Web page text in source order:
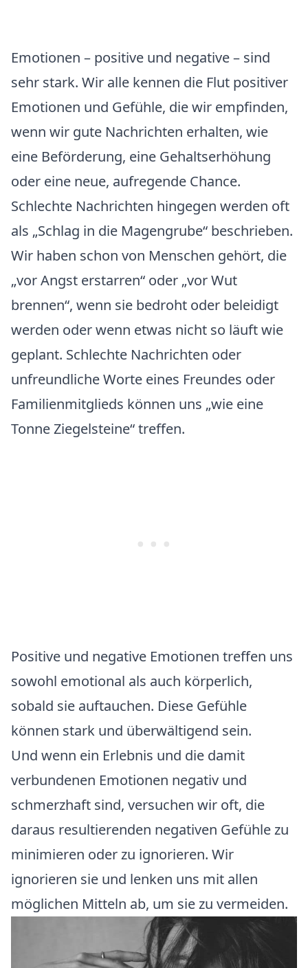
Emotionen – positive und negative – sind
sehr stark. Wir alle kennen die Flut positiver
Emotionen und Gefühle, die wir empfinden,
wenn wir gute Nachrichten erhalten, wie
eine Beförderung, eine Gehaltserhöhung
oder eine neue, aufregende Chance.
Schlechte Nachrichten hingegen werden oft
als „Schlag in die Magengrube“ beschrieben.
Wir haben schon von Menschen gehört, die
„vor Angst erstarren“ oder „vor Wut
brennen“, wenn sie bedroht oder beleidigt
werden oder wenn etwas nicht so läuft wie
geplant. Schlechte Nachrichten oder
unfreundliche Worte eines Freundes oder
Familienmitglieds können uns „wie eine
Tonne Ziegelsteine“ treffen.
Positive und negative Emotionen treffen uns
sowohl emotional als auch körperlich,
sobald sie auftauchen. Diese Gefühle
können stark und überwältigend sein.
Und wenn ein Erlebnis und die damit
verbundenen Emotionen negativ und
schmerzhaft sind, versuchen wir oft, die
daraus resultierenden negativen Gefühle zu
minimieren oder zu ignorieren. Wir
ignorieren sie und lenken uns mit allen
möglichen Mitteln ab, um sie zu vermeiden.